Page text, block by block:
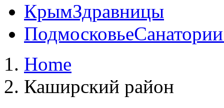
КрымЗдравницы
Подмосковье
Home
Каширский район